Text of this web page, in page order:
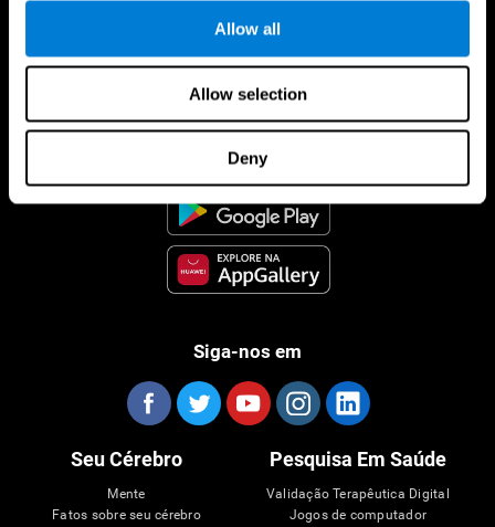
Allow all
Allow selection
Deny
CogniFit App
Siga-nos em
Seu Cérebro
Mente
Fatos sobre seu cérebro
Pesquisa Em Saúde
Validação Terapêutica Digital
Jogos de computador